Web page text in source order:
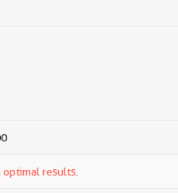
results.